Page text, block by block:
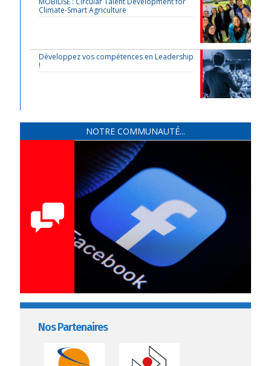
Climate-Smart Agriculture
Développez vos compétences en Leadership
!
NOTRE COMMUNAUTÉ...
Nos Partenaires